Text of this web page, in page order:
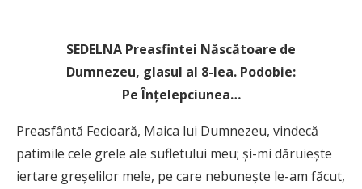
SEDELNA Preasfintei Născătoare de
Dumnezeu, glasul al 8-lea. Podobie:
PeÎnţelepciunea…
Preasfântă Fecioară, Maica lui Dumnezeu, vindecă
patimile cele grele ale sufletului meu; şi-mi dăruieşte
iertare greşelilor mele, pe care nebuneşte le-am făcut,